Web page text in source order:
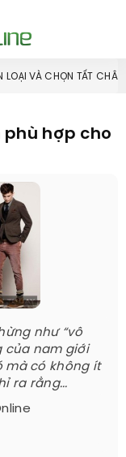
LOẠI VÀ CHỌN TẤT
phù hợp cho
như “vô
của nam giới
mà có không ít
ra rằng...